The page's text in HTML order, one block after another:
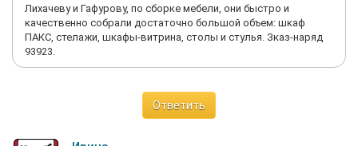
Лихачеву и Гафурову, по сборке мебели, они быстро и
качественно собрали достаточно большой объем: шкаф
ПАКС, стелажи, шкафы-витрина, столы и стулья. Зказ-наряд
93923.
Ответить